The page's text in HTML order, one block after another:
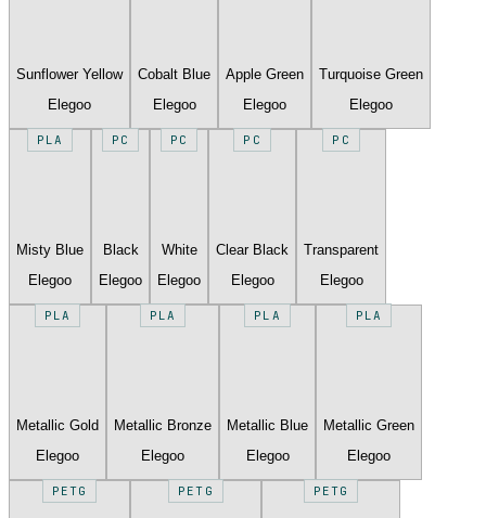
Sunflower Yellow
Elegoo
Cobalt Blue
Elegoo
Apple Green
Elegoo
Turquoise Green
Elegoo
PLA
Misty Blue
Elegoo
PC
Black
Elegoo
PC
White
Elegoo
PC
Clear Black
Elegoo
PC
Transparent
Elegoo
PLA
Metallic Gold
Elegoo
PLA
Metallic Bronze
Elegoo
PLA
Metallic Blue
Elegoo
PLA
Metallic Green
Elegoo
PETG PETG PETG